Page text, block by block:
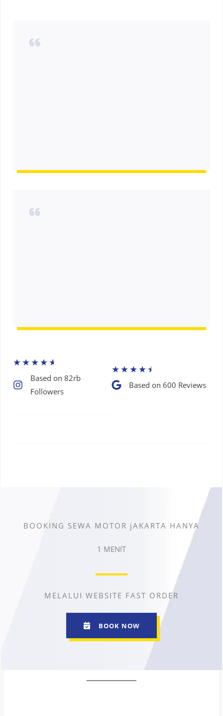
★★★★★
Based on 82rb
Followers​
★★★★★
Based on 600 Reviews​
BOOKING SEWA MOTOR jAKARTA HANYA
1 MENIT
MELALUI WEBSITE FAST ORDER
BOOK NOW